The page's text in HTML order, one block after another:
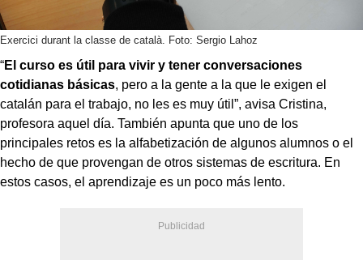
Exercici durant la classe de català. Foto: Sergio Lahoz
“El curso es útil para vivir y tener conversaciones
cotidianas básicas, pero a la gente a la que le exigen el
catalán para el trabajo, no les es muy útil”, avisa Cristina,
profesora aquel día. También apunta que uno de los
principales retos es la alfabetización de algunos alumnos o el
hecho de que provengan de otros sistemas de escritura. En
estos casos, el aprendizaje es un poco más lento.